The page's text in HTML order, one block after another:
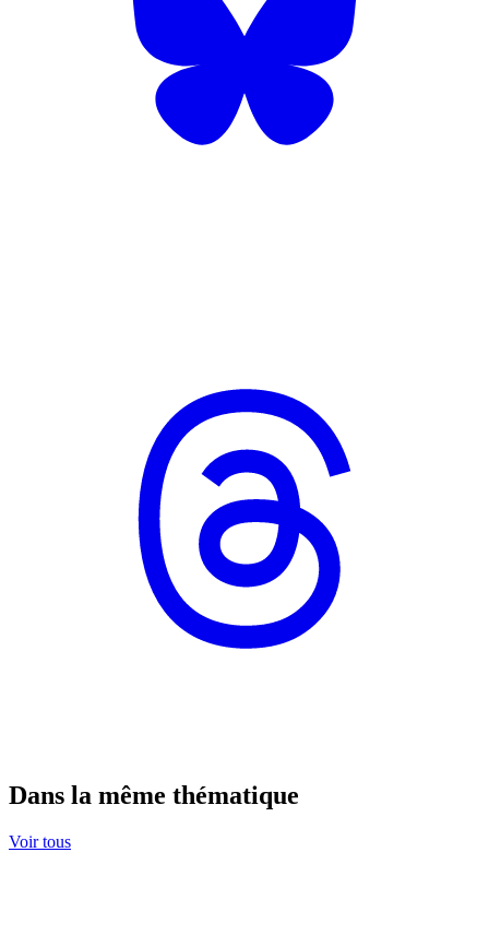
Dans la même thématique
Voir tous